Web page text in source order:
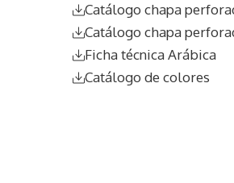
Catálogo chapa
Catálogo chapa
Ficha técnica Arábica
Catálogo de colores